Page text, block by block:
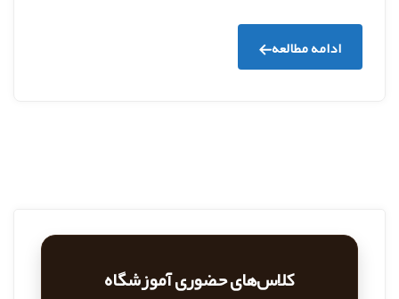
ادامه مطالعه
کلاس‌های حضوری آموزشگاه